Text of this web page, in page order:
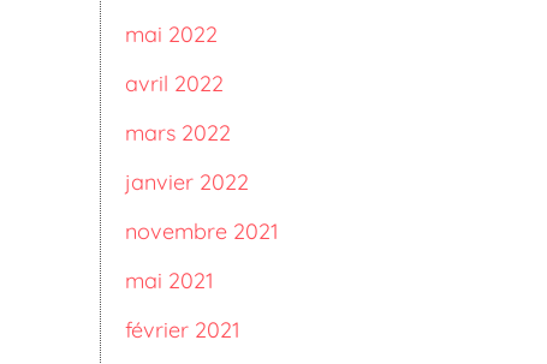
mai 2022
avril 2022
mars 2022
janvier 2022
novembre 2021
mai 2021
février 2021